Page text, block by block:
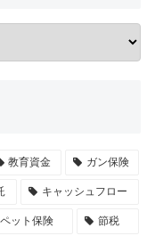
教育資金 ガン保険
キャッシュフロー
ペット保険 節税